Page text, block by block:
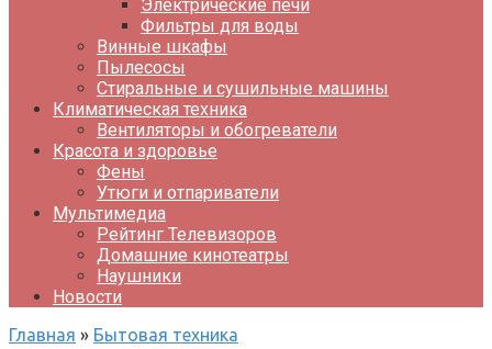
Электрические печи
Фильтры для воды
Винные шкафы
Пылесосы
Стиральные и сушильные машины
Климатическая техника
Вентиляторы и обогреватели
Красота и здоровье
Фены
Утюги и отпариватели
Мультимедиа
Рейтинг Телевизоров
Домашние кинотеатры
Наушники
Новости
Главная » Бытовая техника